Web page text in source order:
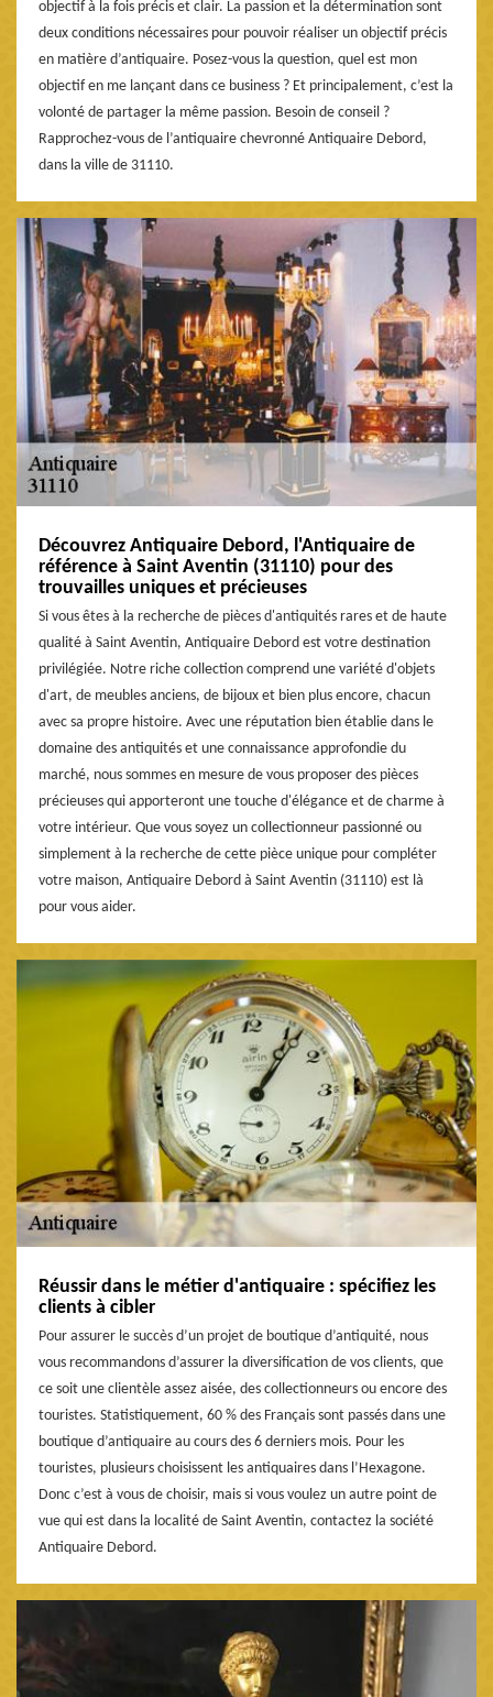
objectif à la fois précis et clair. La passion et la détermination sont
deux conditions nécessaires pour pouvoir réaliser un objectif précis
en matière d’antiquaire. Posez-vous la question, quel est mon
objectif en me lançant dans ce business ? Et principalement, c’est la
volonté de partager la même passion. Besoin de conseil ?
Rapprochez-vous de l’antiquaire chevronné Antiquaire Debord,
dans la ville de 31110.
Découvrez Antiquaire Debord, l'Antiquaire de
référence à Saint Aventin (31110) pour des
trouvailles uniques et précieuses
Si vous êtes à la recherche de pièces d'antiquités rares et de haute
qualité à Saint Aventin, Antiquaire Debord est votre destination
privilégiée. Notre riche collection comprend une variété d'objets
d'art, de meubles anciens, de bijoux et bien plus encore, chacun
avec sa propre histoire. Avec une réputation bien établie dans le
domaine des antiquités et une connaissance approfondie du
marché, nous sommes en mesure de vous proposer des pièces
précieuses qui apporteront une touche d'élégance et de charme à
votre intérieur. Que vous soyez un collectionneur passionné ou
simplement à la recherche de cette pièce unique pour compléter
votre maison, Antiquaire Debord à Saint Aventin (31110) est là
pour vous aider.
Réussir dans le métier d'antiquaire : spécifiez les
clients à cibler
Pour assurer le succès d’un projet de boutique d’antiquité, nous
vous recommandons d’assurer la diversification de vos clients, que
ce soit une clientèle assez aisée, des collectionneurs ou encore des
touristes. Statistiquement, 60 % des Français sont passés dans une
boutique d’antiquaire au cours des 6 derniers mois. Pour les
touristes, plusieurs choisissent les antiquaires dans l’Hexagone.
Donc c’est à vous de choisir, mais si vous voulez un autre point de
vue qui est dans la localité de Saint Aventin, contactez la société
Antiquaire Debord.